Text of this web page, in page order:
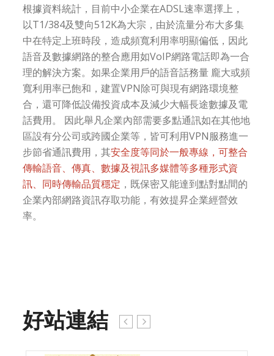
根據資料統計，目前中小企業在ADSL速率選擇上，
以T1/384及雙向512K為大宗，由於流量分布大多集
中在特定上班時段，造成頻寬利用率明顯偏低，因此
語音及數據網路的整合應用如VoIP網路電話即為一合
理的解決方案。如果企業用戶的語音話務量 龐大或頻
寬利用率已飽和，建置VPN除可與現有網路環境整
合，還可降低設備投資成本及減少大幅長途數據及電
話費用。 因此舉凡企業內部需要多點通訊如在其他地
區設有分公司或跨國企業等，皆可利用VPN服務進一
步節省通訊費用，其安全度等同於一般專線，可整合
傳輸語音、傳真、數據及視訊多媒體等多種形式資
訊、同時傳輸品質穩定 ，既保密又能達到點對點間的
企業內部網路資訊存取功能，有效提昇企業經營效
率。
好站連結